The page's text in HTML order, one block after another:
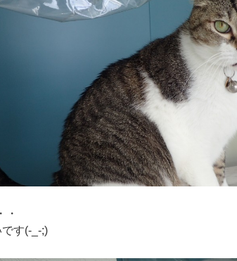
・
す(-_-;)